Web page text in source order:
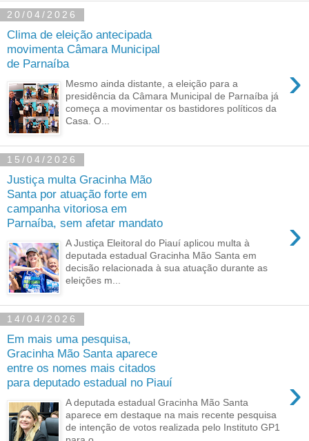
20/04/2026
Clima de eleição antecipada
movimenta Câmara Municipal
de Parnaíba
›
Mesmo ainda distante, a eleição para a
presidência da Câmara Municipal de Parnaíba já
começa a movimentar os bastidores políticos da
Casa. O...
15/04/2026
Justiça multa Gracinha Mão
Santa por atuação forte em
campanha vitoriosa em
Parnaíba, sem afetar mandato
›
A Justiça Eleitoral do Piauí aplicou multa à
deputada estadual Gracinha Mão Santa em
decisão relacionada à sua atuação durante as
eleições m...
14/04/2026
Em mais uma pesquisa,
Gracinha Mão Santa aparece
entre os nomes mais citados
para deputado estadual no Piauí
›
A deputada estadual Gracinha Mão Santa
aparece em destaque na mais recente pesquisa
de intenção de votos realizada pelo Instituto GP1